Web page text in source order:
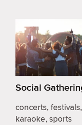
Social
concerts, festivals,
karaoke, sports